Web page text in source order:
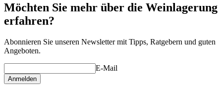
Möchten Sie mehr über die Weinlagerung
erfahren?
Abonnieren Sie unseren Newsletter mit Tipps, Ratgebern und guten
Angeboten.
E-Mail
Anmelden